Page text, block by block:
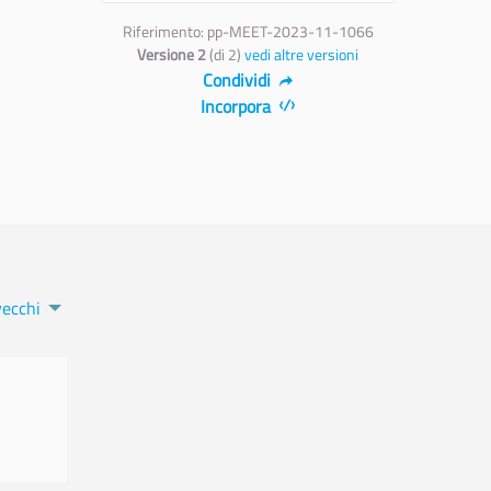
Riferimento: pp-MEET-2023-11-1066
Versione 2(di 2)vedi altre versioni
Condividi
Incorpora